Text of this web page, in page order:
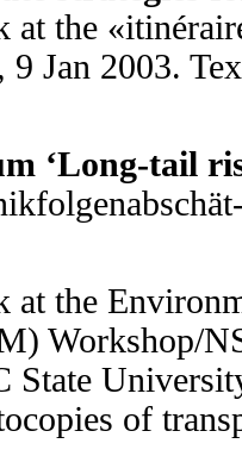
at the
Jan 2003.
‘Long-tail
at the
Workshop/
State
of